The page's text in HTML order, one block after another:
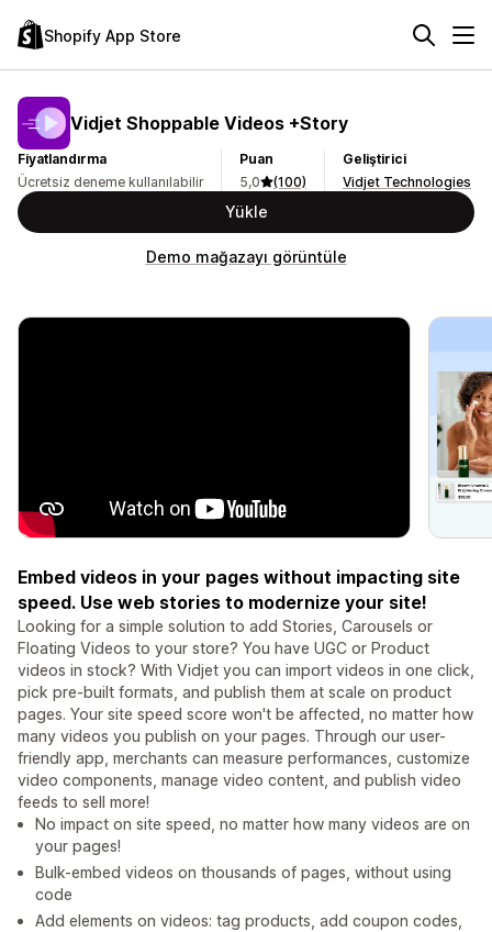
Shopify App Store
Vidjet Shoppable Videos +Story
Fiyatlandırma
Ücretsiz deneme kullanılabilir
Puan
5,0
(100)
Geliştirici
Vidjet Technologies
Yükle
Demo mağazayı görüntüle
Embed videos in your pages without impacting site
speed. Use web stories to modernize your site!
Looking for a simple solution to add Stories, Carousels or
Floating Videos to your store? You have UGC or Product
videos in stock? With Vidjet you can import videos in one click,
pick pre-built formats, and publish them at scale on product
pages. Your site speed score won't be affected, no matter how
many videos you publish on your pages. Through our user-
friendly app, merchants can measure performances, customize
video components, manage video content, and publish video
feeds to sell more!
No impact on site speed, no matter how many videos are on
your pages!
Bulk-embed videos on thousands of pages, without using
code
Add elements on videos: tag products, add coupon codes,